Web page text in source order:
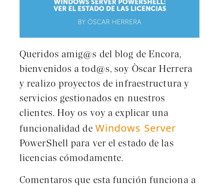
Queridos amig@s del blog de Encora,
bienvenidos a tod@s, soy Òscar Herrera
y realizo proyectos de infraestructura y
servicios gestionados en nuestros
clientes. Hoy os voy a explicar una
funcionalidad de Windows Server
PowerShell para ver el estado de las
licencias cómodamente.
Comentaros que esta función funciona a